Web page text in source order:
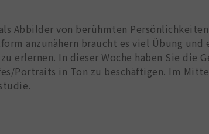
Abbilder von berühmten
anzunähern braucht es viel Übung und
erlernen. In dieser Woche haben Sie die
Portraits in Ton zu beschäftigen. Im